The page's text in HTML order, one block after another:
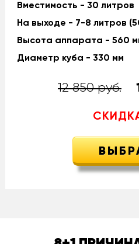
Вместимость - 30 литров
На выходе - 7-8 литров
Высота аппарата - 560
Диаметр куба - 330 мм
12 850 руб.